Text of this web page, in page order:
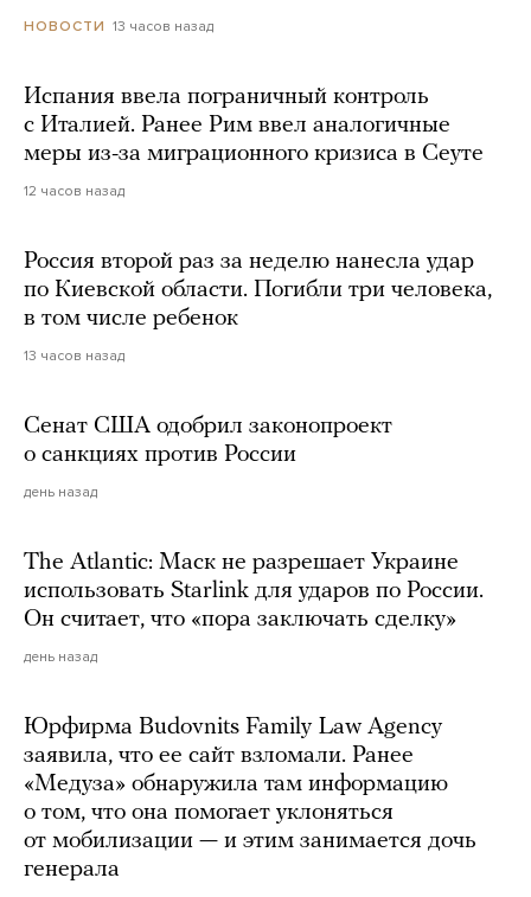
НОВОСТИ 13 часов назад
Испания ввела пограничный контроль
с Италией. Ранее Рим ввел аналогичные
меры из-за миграционного кризиса в Сеуте
12 часов назад
Россия второй раз за неделю нанесла удар
по Киевской области. Погибли три человека,
в том числе ребенок
13 часов назад
Сенат США одобрил законопроект
о санкциях против России
день назад
The Atlantic: Маск не разрешает Украине
использовать Starlink для ударов по России.
Он считает, что «пора заключать сделку»
день назад
Юрфирма Budovnits Family Law Agency
заявила, что ее сайт взломали. Ранее
«Медуза» обнаружила там информацию
о том, что она помогает уклоняться
от мобилизации — и этим занимается дочь
генерала